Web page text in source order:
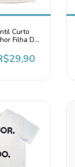
Curto
Filha Do